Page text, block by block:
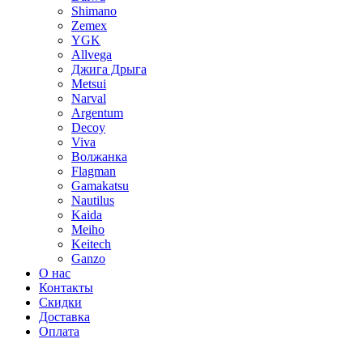
Shimano
Zemex
YGK
Allvega
Джига Дрыга
Metsui
Narval
Argentum
Decoy
Viva
Волжанка
Flagman
Gamakatsu
Nautilus
Kaida
Meiho
Keitech
Ganzo
О нас
Контакты
Скидки
Доставка
Оплата